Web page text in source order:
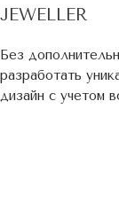
JEWELLER
Без
разработать
дизайн c учетом